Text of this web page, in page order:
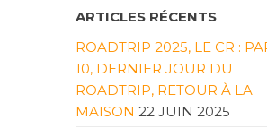
ARTICLES RÉCENTS
ROADTRIP 2025, LE CR :
10, DERNIER JOUR DU
ROADTRIP, RETOUR À LA
MAISON 22 JUIN 2025